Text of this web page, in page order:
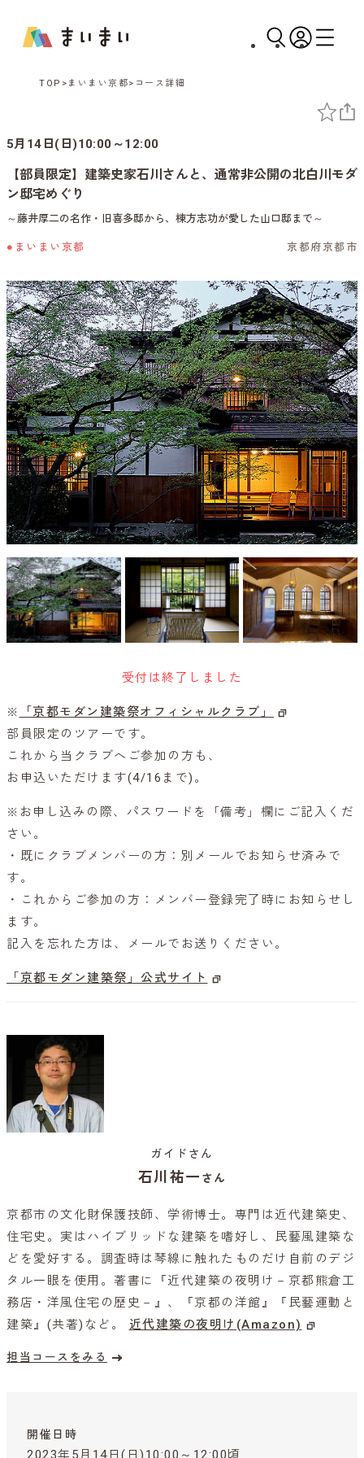
TOP まいまい京都 コース詳細
5月14日(日)10:00～12:00
【部員限定】建築史家石川さんと、通常非公開の北白川モダ
ン邸宅めぐり
～藤井厚二の名作・旧喜多邸から、棟方志功が愛した山口邸まで～
●まいまい京都 京都府京都市
受付は終了しました
※
「京都モダン建築祭オフィシャルクラブ」
部員限定のツアーです。
これから当クラブへご参加の方も、
お申込いただけます(4/16まで)。
※お申し込みの際、パスワードを「備考」欄にご記入くだ
さい。
・既にクラブメンバーの方：別メールでお知らせ済みで
す。
・これからご参加の方：メンバー登録完了時にお知らせし
ます。
記入を忘れた方は、メールでお送りください。
「京都モダン建築祭」公式サイト
ガイドさん
石川祐一 さん
京都市の文化財保護技師、学術博士。専門は近代建築史、
住宅史。実はハイブリッドな建築を嗜好し、民藝風建築な
どを愛好する。調査時は琴線に触れたものだけ自前のデジ
タル一眼を使用。著書に『近代建築の夜明け－京都熊倉工
務店・洋風住宅の歴史－』、『京都の洋館』『民藝運動と
建築』(共著)など。 近代建築の夜明け(Amazon)
担当コースをみる
開催日時
2023年5月14日(日)10:00～12:00頃